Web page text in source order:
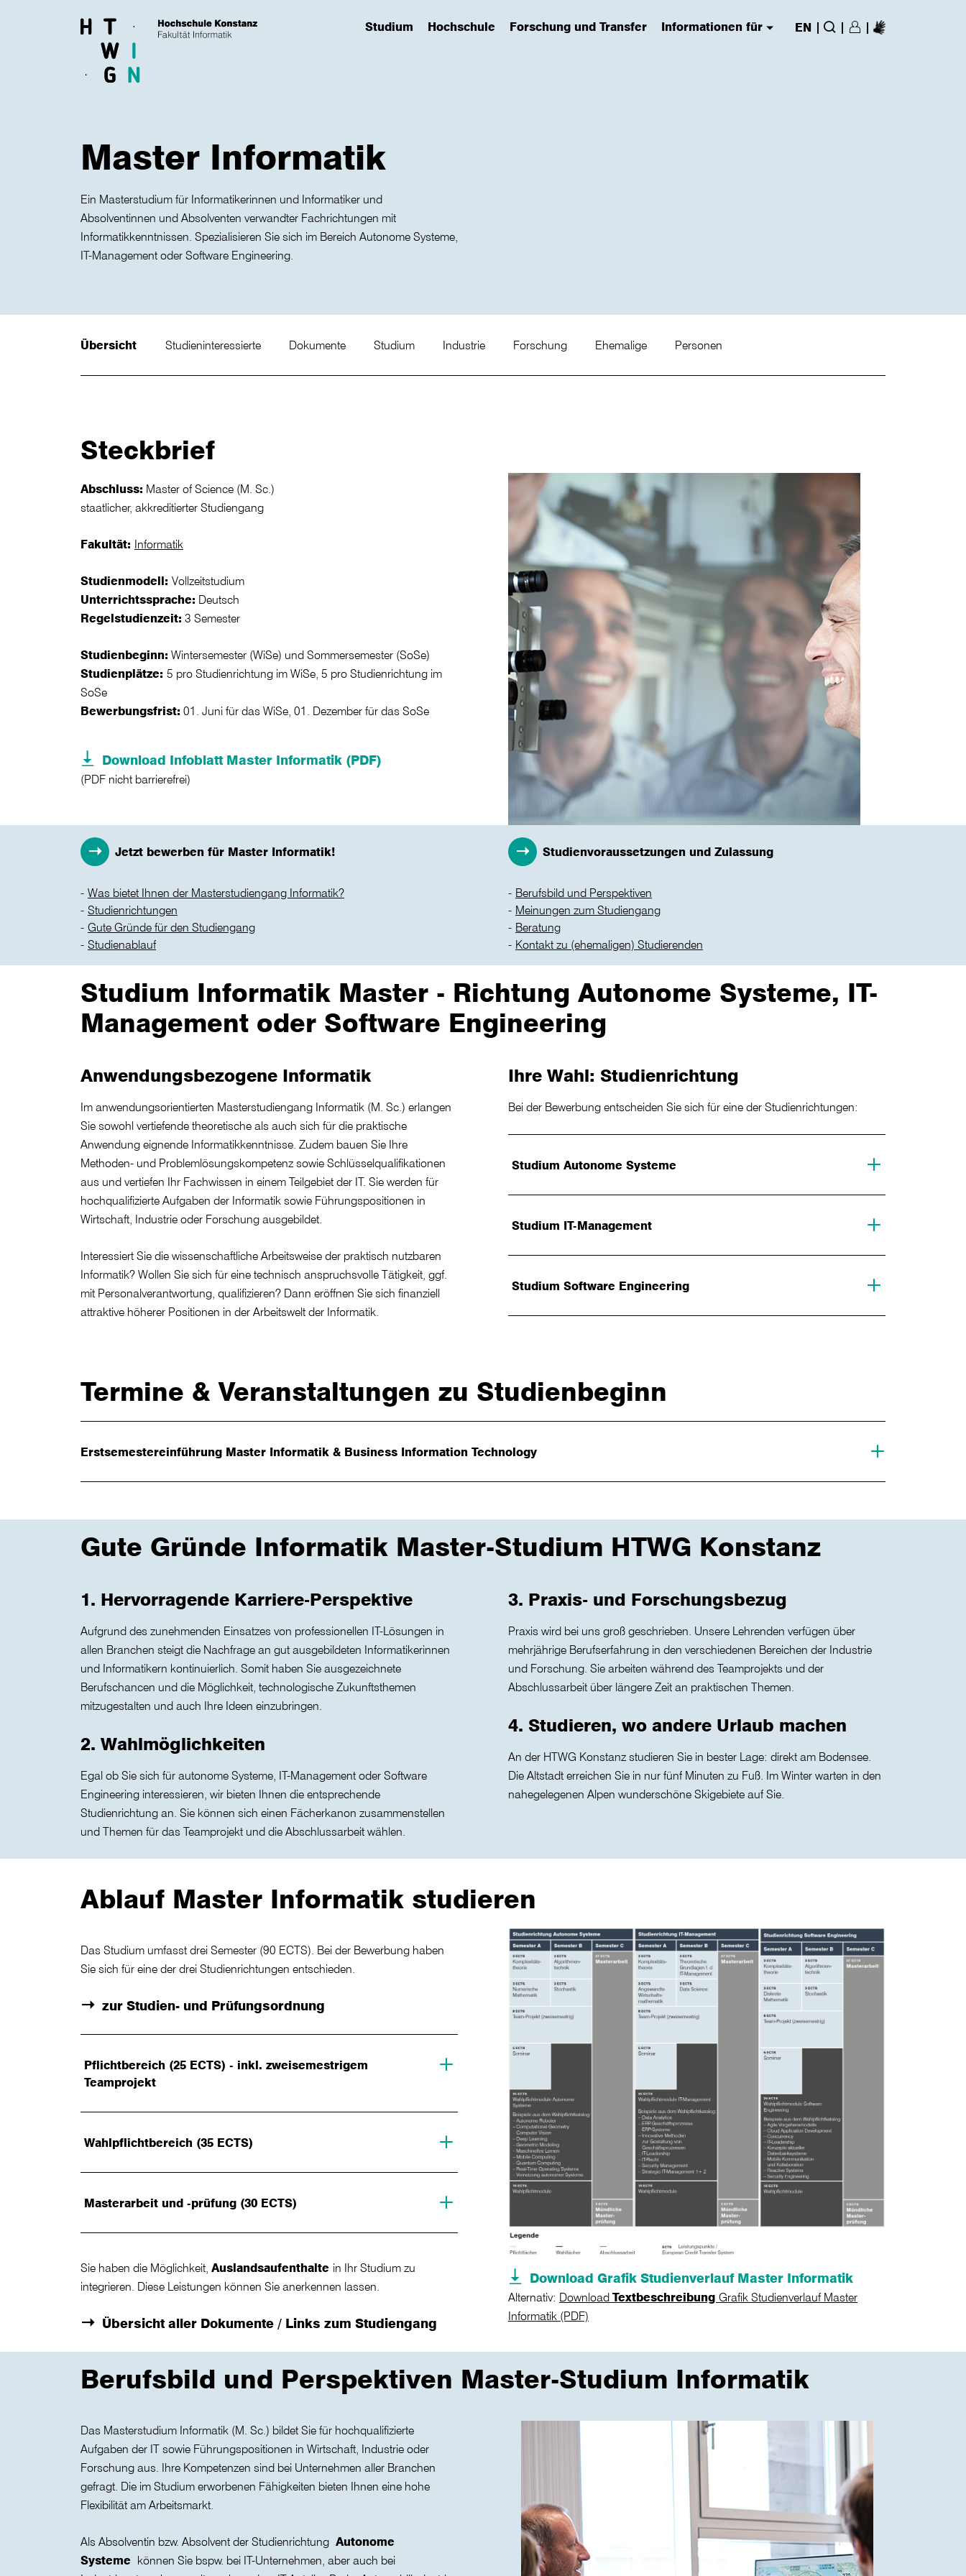
Studium
(has submenu)Hochschule
(has submenu)Forschung und Transfer
(has submenu) Informationen für
(has submenu) EN | Suche
| Login/Register
|
Master Informatik
Ein Masterstudium für Informatikerinnen und Informatiker und
Absolventinnen und Absolventen verwandter Fachrichtungen mit
Informatikkenntnissen. Spezialisieren Sie sich im Bereich Autonome Systeme,
IT-Management oder Software Engineering.
Übersicht Studieninteressierte Dokumente Studium Industrie Forschung Ehemalige Personen
Steckbrief
Abschluss: Master of Science (M. Sc.)
staatlicher, akkreditierter Studiengang
Fakultät: Informatik
Studienmodell: Vollzeitstudium
Unterrichtssprache: Deutsch
Regelstudienzeit: 3 Semester
Studienbeginn: Wintersemester (WiSe) und Sommersemester (SoSe)
Studienplätze: 5 pro Studienrichtung im WiSe, 5 pro Studienrichtung im
SoSe
Bewerbungsfrist: 01. Juni für das WiSe, 01. Dezember für das SoSe
Download Infoblatt Master Informatik (PDF)
(PDF nicht barrierefrei)
Jetzt bewerben für Master Informatik! Studienvoraussetzungen und Zulassung
Was bietet Ihnen der Masterstudiengang Informatik?
Studienrichtungen
Gute Gründe für den Studiengang
Studienablauf
Berufsbild und Perspektiven
Meinungen zum Studiengang
Beratung
Kontakt zu (ehemaligen) Studierenden
Studium Informatik Master - Richtung Autonome Systeme, IT-
Management oder Software Engineering
Anwendungsbezogene Informatik
Im anwendungsorientierten Masterstudiengang Informatik (M. Sc.) erlangen
Sie sowohl vertiefende theoretische als auch sich für die praktische
Anwendung eignende Informatikkenntnisse. Zudem bauen Sie Ihre
Methoden- und Problemlösungskompetenz sowie Schlüsselqualifikationen
aus und vertiefen Ihr Fachwissen in einem Teilgebiet der IT. Sie werden für
hochqualifizierte Aufgaben der Informatik sowie Führungspositionen in
Wirtschaft, Industrie oder Forschung ausgebildet.
Interessiert Sie die wissenschaftliche Arbeitsweise der praktisch nutzbaren
Informatik? Wollen Sie sich für eine technisch anspruchsvolle Tätigkeit, ggf.
mit Personalverantwortung, qualifizieren? Dann eröffnen Sie sich finanziell
attraktive höherer Positionen in der Arbeitswelt der Informatik.
Ihre Wahl: Studienrichtung
Bei der Bewerbung entscheiden Sie sich für eine der Studienrichtungen:
Studium Autonome Systeme
Studium IT-Management
Studium Software Engineering
Termine & Veranstaltungen zu Studienbeginn
Erstsemestereinführung Master Informatik & Business Information Technology
Gute Gründe Informatik Master-Studium HTWG Konstanz
1. Hervorragende Karriere-Perspektive
Aufgrund des zunehmenden Einsatzes von professionellen IT-Lösungen in
allen Branchen steigt die Nachfrage an gut ausgebildeten Informatikerinnen
und Informatikern kontinuierlich. Somit haben Sie ausgezeichnete
Berufschancen und die Möglichkeit, technologische Zukunftsthemen
mitzugestalten und auch Ihre Ideen einzubringen.
2. Wahlmöglichkeiten
Egal ob Sie sich für autonome Systeme, IT-Management oder Software
Engineering interessieren, wir bieten Ihnen die entsprechende
Studienrichtung an. Sie können sich einen Fächerkanon zusammenstellen
und Themen für das Teamprojekt und die Abschlussarbeit wählen.
3. Praxis- und Forschungsbezug
Praxis wird bei uns groß geschrieben. Unsere Lehrenden verfügen über
mehrjährige Berufserfahrung in den verschiedenen Bereichen der Industrie
und Forschung. Sie arbeiten während des Teamprojekts und der
Abschlussarbeit über längere Zeit an praktischen Themen.
4. Studieren, wo andere Urlaub machen
An der HTWG Konstanz studieren Sie in bester Lage: direkt am Bodensee.
Die Altstadt erreichen Sie in nur fünf Minuten zu Fuß. Im Winter warten in den
nahegelegenen Alpen wunderschöne Skigebiete auf Sie.
Ablauf Master Informatik studieren
Das Studium umfasst drei Semester (90 ECTS). Bei der Bewerbung haben
Sie sich für eine der drei Studienrichtungen entschieden.
zur Studien- und Prüfungsordnung
Pflichtbereich (25 ECTS) - inkl. zweisemestrigem
Teamprojekt
Wahlpflichtbereich (35 ECTS)
Masterarbeit und -prüfung (30 ECTS)
Sie haben die Möglichkeit, Auslandsaufenthalte in Ihr Studium zu
integrieren. Diese Leistungen können Sie anerkennen lassen.
Übersicht aller Dokumente / Links zum Studiengang
Download Grafik Studienverlauf Master Informatik
Alternativ: Download Textbeschreibung Grafik Studienverlauf Master
Informatik (PDF)
Berufsbild und Perspektiven Master-Studium Informatik
Das Masterstudium Informatik (M. Sc.) bildet Sie für hochqualifizierte
Aufgaben der IT sowie Führungspositionen in Wirtschaft, Industrie oder
Forschung aus. Ihre Kompetenzen sind bei Unternehmen aller Branchen
gefragt. Die im Studium erworbenen Fähigkeiten bieten Ihnen eine hohe
Flexibilität am Arbeitsmarkt.
Als Absolventin bzw. Absolvent der Studienrichtung Autonome
Systeme können Sie bspw. bei IT-Unternehmen, aber auch bei